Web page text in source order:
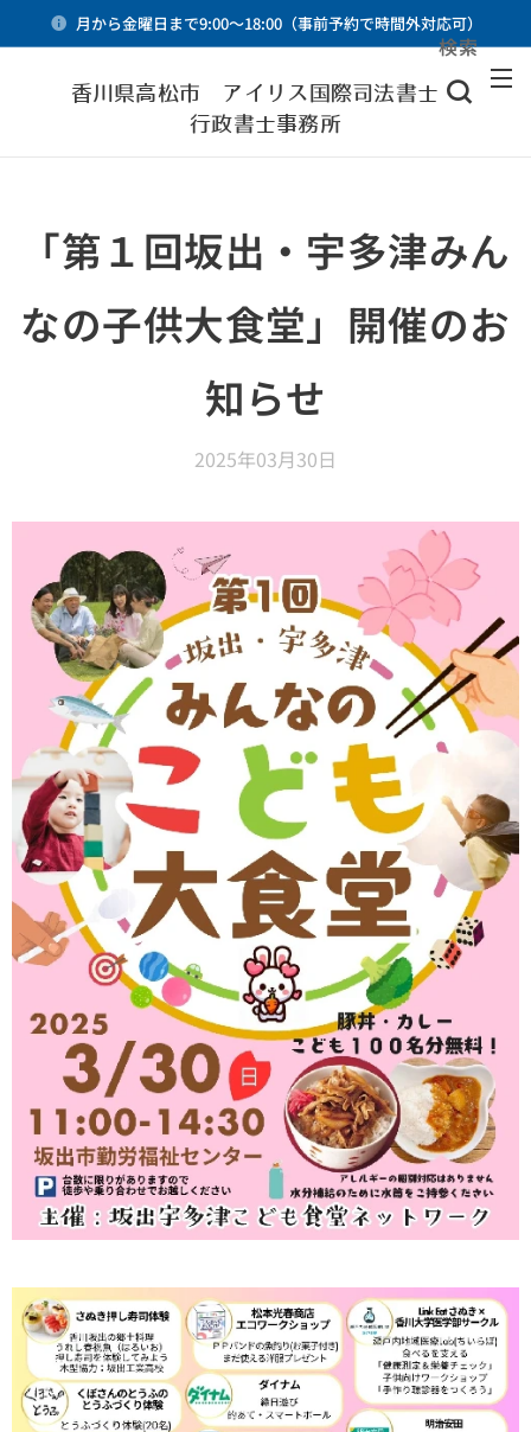
月から金曜日まで9:00～18:00（事前予約で時間外対応可）
香川県高松市 アイリス国際司法書士・
行政書士事務所
検索
「第１回坂出・宇多津みん
なの子供大食堂」開催のお
知らせ
2025年03月30日